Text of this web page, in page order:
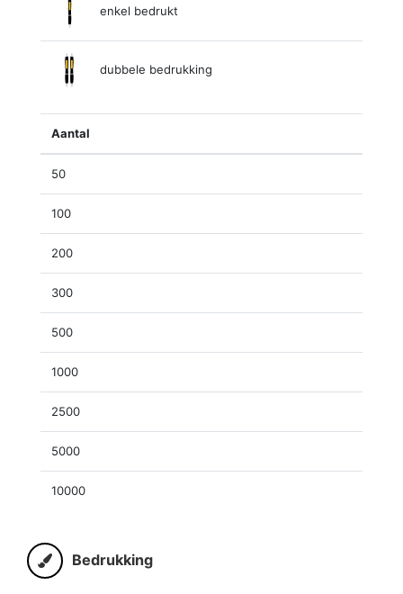
enkel bedrukt
dubbele bedrukking
Aantal
50
100
200
300
500
1000
2500
5000
10000
Bedrukking